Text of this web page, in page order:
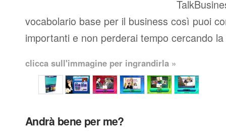
vocabolario base per il business così puoi
importanti e non perderai tempo cercando
clicca sull'immagine per ingrandirla »
Andrà bene per me?